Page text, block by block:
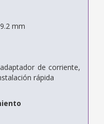
mm
de corriente,
rápida